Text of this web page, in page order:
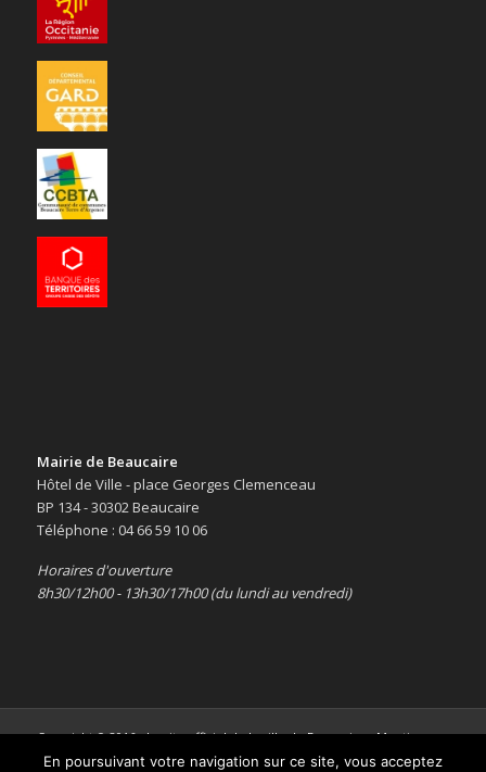
Mairie de Beaucaire
Hôtel de Ville - place Georges Clemenceau
BP 134 - 30302 Beaucaire
Téléphone : 04 66 59 10 06
Horaires d'ouverture
8h30/12h00 - 13h30/17h00 (du lundi au vendredi)
Copyright © 2016 -Le site officiel de la ville de Beaucaire-Mentions
légales
En poursuivant votre navigation sur ce site, vous acceptez